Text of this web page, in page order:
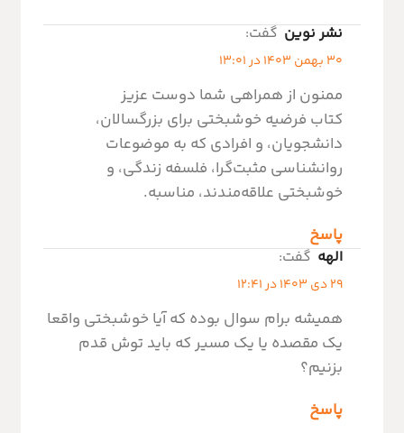
نشر نوین گفت:
30 بهمن 1403 در 13:01
ممنون از همراهی شما دوست عزیز
کتاب فرضیه خوشبختی برای بزرگسالان،
دانشجویان، و افرادی که به موضوعات
روانشناسی مثبت‌گرا، فلسفه زندگی، و
خوشبختی علاقه‌مندند، مناسبه.
پاسخ
الهه گفت:
29 دی 1403 در 12:41
همیشه برام سوال بوده که آیا خوشبختی واقعا
یک مقصده یا یک مسیر که باید توش قدم
بزنیم؟
پاسخ